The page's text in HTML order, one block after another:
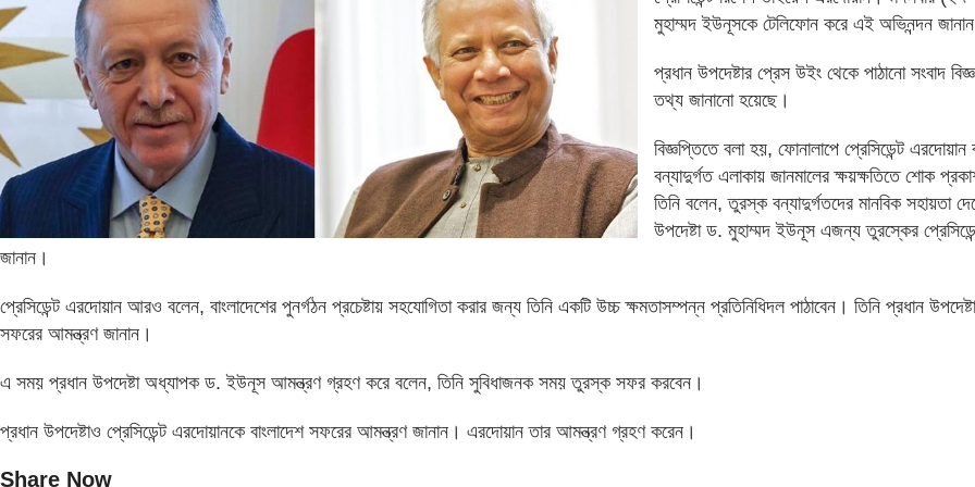
মুহাম্মদ ইউনূসকে টেলিফোন করে এই অভিনন্দন
প্রধান উপদেষ্টার প্রেস উইং থেকে পাঠানো সংবাদ
তথ্য জানানো হয়েছে।
বিজ্ঞপ্তিতে বলা হয়, ফোনালাপে প্রেসিডেন্ট এরদোয়ান
বন্যাদুর্গত এলাকায় জানমালের ক্ষয়ক্ষতিতে শোক
তিনি বলেন, তুরস্ক বন্যাদুর্গতদের মানবিক সহায়তা
উপদেষ্টা ড. মুহাম্মদ ইউনূস এজন্য তুরস্কের
জানান।
প্রেসিডেন্ট এরদোয়ান আরও বলেন, বাংলাদেশের পুনর্গঠন প্রচেষ্টায় সহযোগিতা করার জন্য তিনি একটি উচ্চ ক্ষমতাসম্পন্ন প্রতিনিধিদল পাঠাবেন। তিনি প্রধান
সফরের আমন্ত্রণ জানান।
এ সময় প্রধান উপদেষ্টা অধ্যাপক ড. ইউনূস আমন্ত্রণ গ্রহণ করে বলেন, তিনি সুবিধাজনক সময় তুরস্ক সফর করবেন।
প্রধান উপদেষ্টাও প্রেসিডেন্ট এরদোয়ানকে বাংলাদেশ সফরের আমন্ত্রণ জানান। এরদোয়ান তার আমন্ত্রণ গ্রহণ করেন।
Share Now